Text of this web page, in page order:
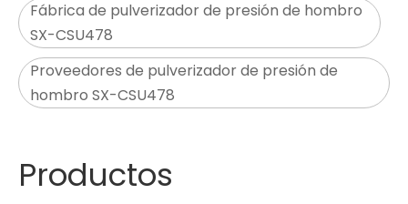
Fábrica de pulverizador de presión de hombro
SX-CSU478
Proveedores de pulverizador de presión de
hombro SX-CSU478
Productos